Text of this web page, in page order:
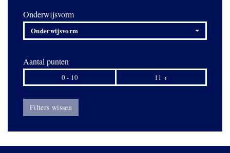
Onderwijsvorm
Onderwijsvorm
Aantal punten
0 - 10 11 +
Filters wissen